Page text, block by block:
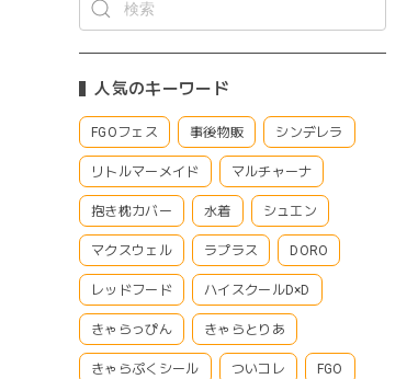
人気のキーワード
FGOフェス 事後物販 シンデレラ
リトルマーメイド マルチャーナ
抱き枕カバー 水着 シュエン
マクスウェル ラプラス DORO
レッドフード ハイスクールD×D
きゃらっぴん きゃらとりあ
きゃらぷくシール ついコレ FGO